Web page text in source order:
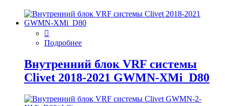
Подробнее
Внутренний блок VRF системы
Clivet 2018-2021 GWMN-XMi_D80